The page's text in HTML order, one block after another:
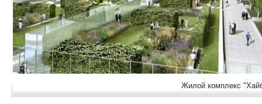
Жилой комплекс